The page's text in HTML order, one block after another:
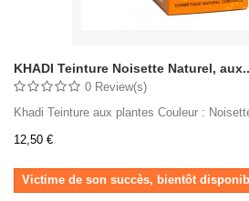
KHADI Teinture Noisette Naturel,
0 Review(s)
Khadi Teinture aux plantes Couleur :
12,50 €
Victime de son succès, bientôt